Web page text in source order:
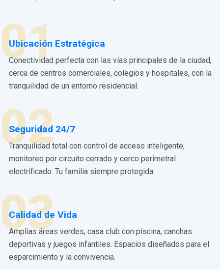
01
Ubicación Estratégica
Conectividad perfecta con las vías principales de la ciudad,
cerca de centros comerciales, colegios y hospitales, con la
tranquilidad de un entorno residencial.
02
Seguridad 24/7
Tranquilidad total con control de acceso inteligente,
monitoreo por circuito cerrado y cerco perimetral
electrificado. Tu familia siempre protegida.
03
Calidad de Vida
Amplias áreas verdes, casa club con piscina, canchas
deportivas y juegos infantiles. Espacios diseñados para el
esparcimiento y la convivencia.